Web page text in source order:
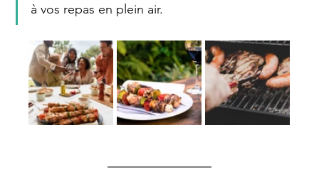
à vos repas en plein air.